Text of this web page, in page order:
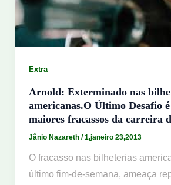
Extra
Arnold: Exterminado nas
americanas.O Último Desafio
maiores fracassos da carreira
Jânio Nazareth /1,janeiro 23,2013
O fracasso nas bilheterias
último fim-de-semana, ameaça